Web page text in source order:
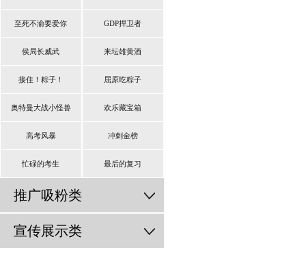
至死不渝要爱你 GDP捍卫者
侯局长威武 来坛雄黄酒
接住！粽子！ 屈原吃粽子
奥特曼大战小怪兽 欢乐藏宝箱
高考风暴 冲刺金榜
忙碌的考生 最后的复习
推广吸粉类
宣传展示类